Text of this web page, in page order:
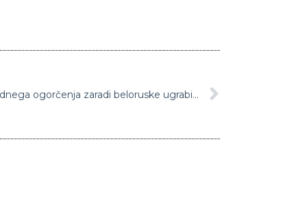
Lukašenko ne razume mednarodnega ogorčenja zaradi beloruske ugrabitve civilnega letala